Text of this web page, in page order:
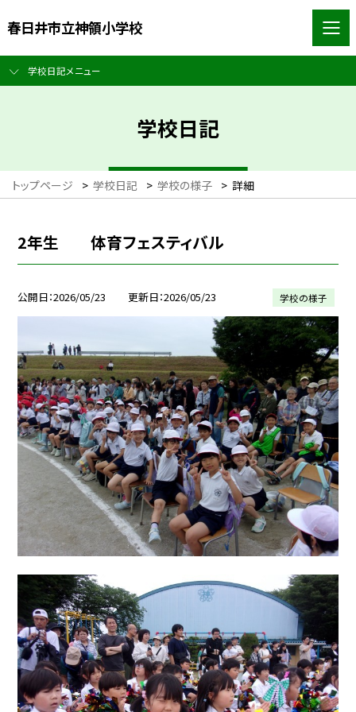
春日井市立神領小学校
学校日記メニュー
学校日記
トップページ > 学校日記 > 学校の様子 > 詳細
2年生 体育フェスティバル
公開日 2026/05/23 更新日 2026/05/23 学校の様子